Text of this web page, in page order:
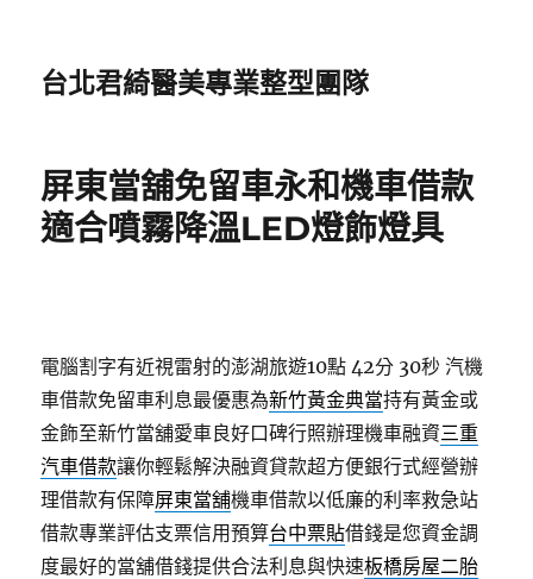
台北君綺醫美專業整型團隊
屏東當舖免留車永和機車借款
適合噴霧降溫LED燈飾燈具
電腦割字有近視雷射的澎湖旅遊10點 42分 30秒 汽機
車借款免留車利息最優惠為新竹黃金典當持有黃金或
金飾至新竹當舖愛車良好口碑行照辦理機車融資三重
汽車借款讓你輕鬆解決融資貸款超方便銀行式經營辦
理借款有保障屏東當舖機車借款以低廉的利率救急站
借款專業評估支票信用預算台中票貼借錢是您資金調
度最好的當舖借錢提供合法利息與快速板橋房屋二胎